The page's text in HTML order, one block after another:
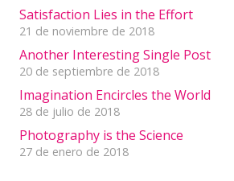
Satisfaction Lies in the Effort
21 de noviembre de 2018
Another Interesting Single Post
20 de septiembre de 2018
Imagination Encircles the World
28 de julio de 2018
Photography is the Science
27 de enero de 2018